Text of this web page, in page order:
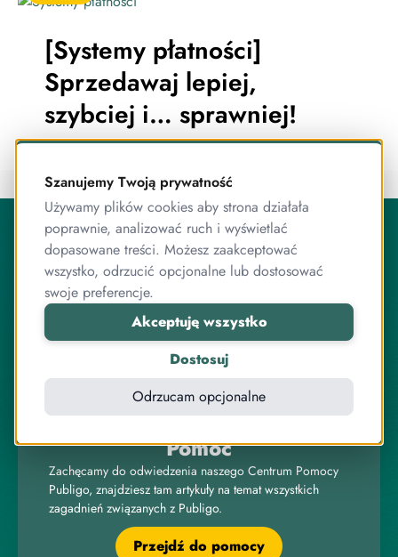
[Systemy płatności]
Sprzedawaj lepiej,
szybciej i… sprawniej!
O Publigo
Publigo to rozwiązanie opracowane przez stabilny
zespół przyjaciół, którzy jednocześnie są ekspertami od
programowania.
Pracujemy razem od lat, zarówno przy systemie
sprzedaży kursów, jak i wielu innych projektach
związanych z internetem, IT, elektroniką czy sprzedażą
Pomoc
Zachęcamy do odwiedzenia naszego Centrum Pomocy
Publigo, znajdziesz tam artykuły na temat wszystkich
zagadnień związanych z Publigo.
Przejdź do pomocy
Szanujemy Twoją prywatność
Używamy plików cookies aby strona działała
poprawnie, analizować ruch i wyświetlać
dopasowane treści. Możesz zaakceptować
wszystko, odrzucić opcjonalne lub dostosować
swoje preferencje.
Akceptuję wszystko
Dostosuj
Odrzucam opcjonalne